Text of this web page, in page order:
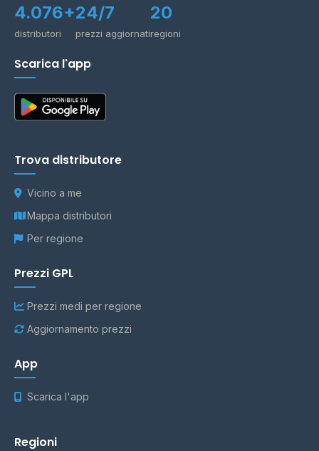
4.076+
distributori
24/7
prezzi aggiornati
20
regioni
Scarica l'app
Trova distributore
Vicino a me
Mappa distributori
Per regione
Prezzi GPL
Prezzi medi per regione
Aggiornamento prezzi
App
Scarica l'app
Regioni